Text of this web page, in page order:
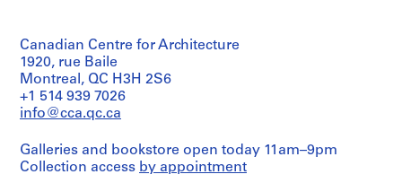
b
-
s
e
r
e
s
b
-
s
e
r
e
s
b
-
s
e
r
e
s
r
i
e
s
:
o
c
Canadian Centre for Architecture
1920, rue Baile
Montreal, QC H3H 2S6
+1 514 939 7026
info@cca.qc.ca
Galleries and bookstore open today 11am–9pm
Collection access by appointment